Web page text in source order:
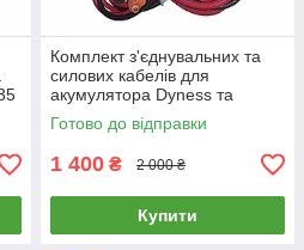
Комплект з'єднувальних та
силових кабелів для
акумулятора Dyness та
Powerbox, для підключення
АКБ Dyness B4850 до
Готово до відправки
1 400 ₴ 2 000 ₴
Купити